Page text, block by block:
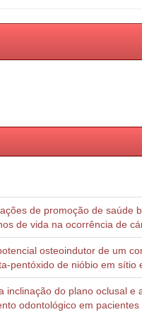
de promoção de saúde
de vida na ocorrência de
osteoindutor de um
pentóxido de nióbio em sítio
inclinação do plano oclusal e
odontológico em